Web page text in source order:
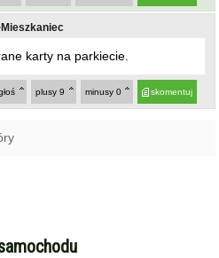
karty na parkiecie.
skomentuj
minusy 0
plusy 9